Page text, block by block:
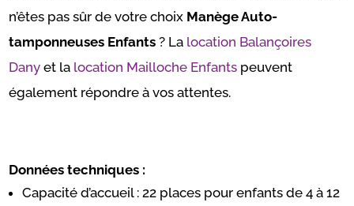
n’êtes pas sûr de votre choix Manège Auto-
tamponneuses Enfants ? La location Balançoires
Dany et la location Mailloche Enfants peuvent
également répondre à vos attentes.
Données techniques :
Capacité d’accueil : 22 places pour enfants de 4 à 12